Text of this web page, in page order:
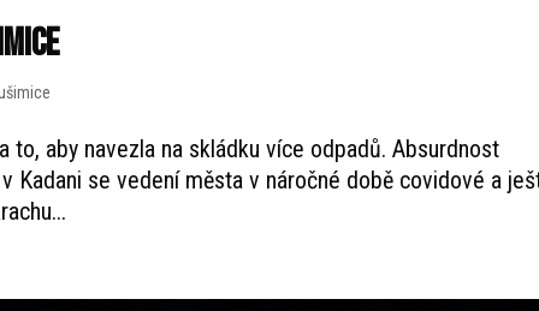
aby navezla na skládku více odpadů. Absurdnost
Kadani se vedení města v náročné době covidové a